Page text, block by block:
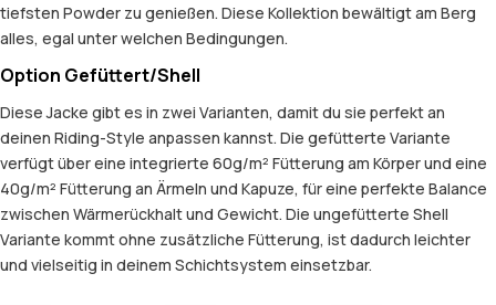
tiefsten Powder zu genießen. Diese Kollektion bewältigt am Berg
alles, egal unter welchen Bedingungen.
Option Gefüttert/Shell
Diese Jacke gibt es in zwei Varianten, damit du sie perfekt an
deinen Riding-Style anpassen kannst. Die gefütterte Variante
verfügt über eine integrierte 60g/m² Fütterung am Körper und eine
40g/m² Fütterung an Ärmeln und Kapuze, für eine perfekte Balance
zwischen Wärmerückhalt und Gewicht. Die ungefütterte Shell
Variante kommt ohne zusätzliche Fütterung, ist dadurch leichter
und vielseitig in deinem Schichtsystem einsetzbar.